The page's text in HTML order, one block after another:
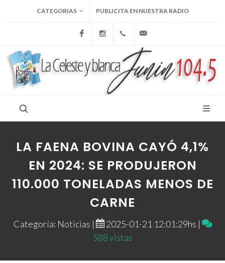
CATEGORIAS PUBLICITA EN NUESTRA RADIO
FacebookInstagram+54 9 236 465-4833
LA FAENA BOVINA CAYÓ 4,1%
EN 2024: SE PRODUJERON
110.000 TONELADAS MENOS DE
CARNE
Categoría: Noticias |
2025-01-21 12:01:29hs |
588 vistas